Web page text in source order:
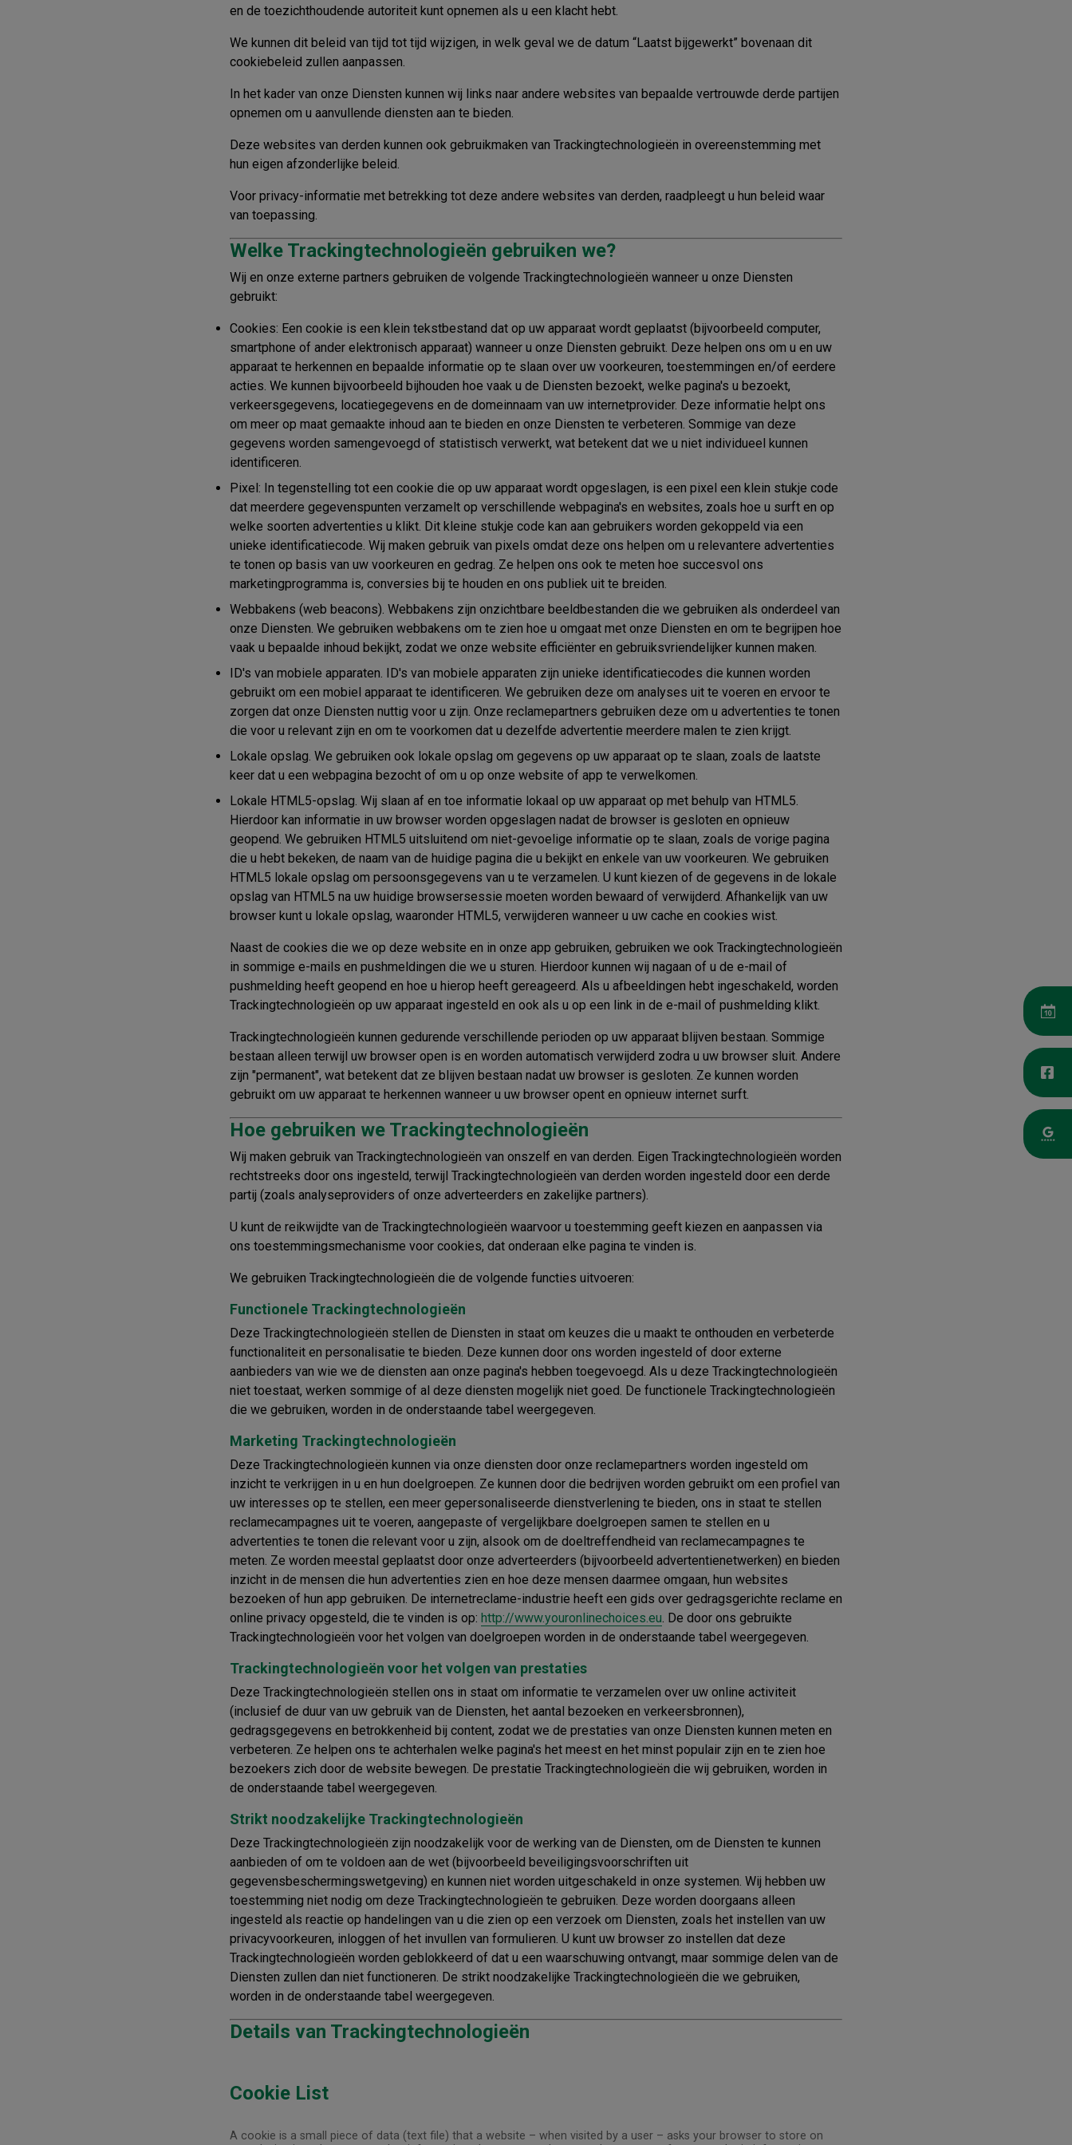
en de toezichthoudende autoriteit kunt opnemen als u een klacht hebt.
We kunnen dit beleid van tijd tot tijd wijzigen, in welk geval we de datum “Laatst bijgewerkt” bovenaan dit
cookiebeleid zullen aanpassen.
In het kader van onze Diensten kunnen wij links naar andere websites van bepaalde vertrouwde derde partijen
opnemen om u aanvullende diensten aan te bieden.
Deze websites van derden kunnen ook gebruikmaken van Trackingtechnologieën in overeenstemming met
hun eigen afzonderlijke beleid.
Voor privacy-informatie met betrekking tot deze andere websites van derden, raadpleegt u hun beleid waar
van toepassing.
Welke Trackingtechnologieën gebruiken we?
Wij en onze externe partners gebruiken de volgende Trackingtechnologieën wanneer u onze Diensten
gebruikt:
Cookies: Een cookie is een klein tekstbestand dat op uw apparaat wordt geplaatst (bijvoorbeeld computer,
smartphone of ander elektronisch apparaat) wanneer u onze Diensten gebruikt. Deze helpen ons om u en uw
apparaat te herkennen en bepaalde informatie op te slaan over uw voorkeuren, toestemmingen en/of eerdere
acties. We kunnen bijvoorbeeld bijhouden hoe vaak u de Diensten bezoekt, welke pagina's u bezoekt,
verkeersgegevens, locatiegegevens en de domeinnaam van uw internetprovider. Deze informatie helpt ons
om meer op maat gemaakte inhoud aan te bieden en onze Diensten te verbeteren. Sommige van deze
gegevens worden samengevoegd of statistisch verwerkt, wat betekent dat we u niet individueel kunnen
identificeren.
Pixel: In tegenstelling tot een cookie die op uw apparaat wordt opgeslagen, is een pixel een klein stukje code
dat meerdere gegevenspunten verzamelt op verschillende webpagina's en websites, zoals hoe u surft en op
welke soorten advertenties u klikt. Dit kleine stukje code kan aan gebruikers worden gekoppeld via een
unieke identificatiecode. Wij maken gebruik van pixels omdat deze ons helpen om u relevantere advertenties
te tonen op basis van uw voorkeuren en gedrag. Ze helpen ons ook te meten hoe succesvol ons
marketingprogramma is, conversies bij te houden en ons publiek uit te breiden.
Webbakens (web beacons). Webbakens zijn onzichtbare beeldbestanden die we gebruiken als onderdeel van
onze Diensten. We gebruiken webbakens om te zien hoe u omgaat met onze Diensten en om te begrijpen hoe
vaak u bepaalde inhoud bekijkt, zodat we onze website efficiënter en gebruiksvriendelijker kunnen maken.
ID's van mobiele apparaten. ID's van mobiele apparaten zijn unieke identificatiecodes die kunnen worden
gebruikt om een mobiel apparaat te identificeren. We gebruiken deze om analyses uit te voeren en ervoor te
zorgen dat onze Diensten nuttig voor u zijn. Onze reclamepartners gebruiken deze om u advertenties te tonen
die voor u relevant zijn en om te voorkomen dat u dezelfde advertentie meerdere malen te zien krijgt.
Lokale opslag. We gebruiken ook lokale opslag om gegevens op uw apparaat op te slaan, zoals de laatste
keer dat u een webpagina bezocht of om u op onze website of app te verwelkomen.
Lokale HTML5-opslag. Wij slaan af en toe informatie lokaal op uw apparaat op met behulp van HTML5.
Hierdoor kan informatie in uw browser worden opgeslagen nadat de browser is gesloten en opnieuw
geopend. We gebruiken HTML5 uitsluitend om niet-gevoelige informatie op te slaan, zoals de vorige pagina
die u hebt bekeken, de naam van de huidige pagina die u bekijkt en enkele van uw voorkeuren. We gebruiken
HTML5 lokale opslag om persoonsgegevens van u te verzamelen. U kunt kiezen of de gegevens in de lokale
opslag van HTML5 na uw huidige browsersessie moeten worden bewaard of verwijderd. Afhankelijk van uw
browser kunt u lokale opslag, waaronder HTML5, verwijderen wanneer u uw cache en cookies wist.
Naast de cookies die we op deze website en in onze app gebruiken, gebruiken we ook Trackingtechnologieën
in sommige e-mails en pushmeldingen die we u sturen. Hierdoor kunnen wij nagaan of u de e-mail of
pushmelding heeft geopend en hoe u hierop heeft gereageerd. Als u afbeeldingen hebt ingeschakeld, worden
Trackingtechnologieën op uw apparaat ingesteld en ook als u op een link in de e-mail of pushmelding klikt.
Trackingtechnologieën kunnen gedurende verschillende perioden op uw apparaat blijven bestaan. Sommige
bestaan alleen terwijl uw browser open is en worden automatisch verwijderd zodra u uw browser sluit. Andere
zijn "permanent", wat betekent dat ze blijven bestaan nadat uw browser is gesloten. Ze kunnen worden
gebruikt om uw apparaat te herkennen wanneer u uw browser opent en opnieuw internet surft.
Hoe gebruiken we Trackingtechnologieën
Wij maken gebruik van Trackingtechnologieën van onszelf en van derden. Eigen Trackingtechnologieën worden
rechtstreeks door ons ingesteld, terwijl Trackingtechnologieën van derden worden ingesteld door een derde
partij (zoals analyseproviders of onze adverteerders en zakelijke partners).
U kunt de reikwijdte van de Trackingtechnologieën waarvoor u toestemming geeft kiezen en aanpassen via
ons toestemmingsmechanisme voor cookies, dat onderaan elke pagina te vinden is.
We gebruiken Trackingtechnologieën die de volgende functies uitvoeren:
Functionele Trackingtechnologieën
Deze Trackingtechnologieën stellen de Diensten in staat om keuzes die u maakt te onthouden en verbeterde
functionaliteit en personalisatie te bieden. Deze kunnen door ons worden ingesteld of door externe
aanbieders van wie we de diensten aan onze pagina's hebben toegevoegd. Als u deze Trackingtechnologieën
niet toestaat, werken sommige of al deze diensten mogelijk niet goed. De functionele Trackingtechnologieën
die we gebruiken, worden in de onderstaande tabel weergegeven.
Marketing Trackingtechnologieën
Deze Trackingtechnologieën kunnen via onze diensten door onze reclamepartners worden ingesteld om
inzicht te verkrijgen in u en hun doelgroepen. Ze kunnen door die bedrijven worden gebruikt om een profiel van
uw interesses op te stellen, een meer gepersonaliseerde dienstverlening te bieden, ons in staat te stellen
reclamecampagnes uit te voeren, aangepaste of vergelijkbare doelgroepen samen te stellen en u
advertenties te tonen die relevant voor u zijn, alsook om de doeltreffendheid van reclamecampagnes te
meten. Ze worden meestal geplaatst door onze adverteerders (bijvoorbeeld advertentienetwerken) en bieden
inzicht in de mensen die hun advertenties zien en hoe deze mensen daarmee omgaan, hun websites
bezoeken of hun app gebruiken. De internetreclame-industrie heeft een gids over gedragsgerichte reclame en
online privacy opgesteld, die te vinden is op: http://www.youronlinechoices.eu. De door ons gebruikte
Trackingtechnologieën voor het volgen van doelgroepen worden in de onderstaande tabel weergegeven.
Trackingtechnologieën voor het volgen van prestaties
Deze Trackingtechnologieën stellen ons in staat om informatie te verzamelen over uw online activiteit
(inclusief de duur van uw gebruik van de Diensten, het aantal bezoeken en verkeersbronnen),
gedragsgegevens en betrokkenheid bij content, zodat we de prestaties van onze Diensten kunnen meten en
verbeteren. Ze helpen ons te achterhalen welke pagina's het meest en het minst populair zijn en te zien hoe
bezoekers zich door de website bewegen. De prestatie Trackingtechnologieën die wij gebruiken, worden in
de onderstaande tabel weergegeven.
Strikt noodzakelijke Trackingtechnologieën
Deze Trackingtechnologieën zijn noodzakelijk voor de werking van de Diensten, om de Diensten te kunnen
aanbieden of om te voldoen aan de wet (bijvoorbeeld beveiligingsvoorschriften uit
gegevensbeschermingswetgeving) en kunnen niet worden uitgeschakeld in onze systemen. Wij hebben uw
toestemming niet nodig om deze Trackingtechnologieën te gebruiken. Deze worden doorgaans alleen
ingesteld als reactie op handelingen van u die zien op een verzoek om Diensten, zoals het instellen van uw
privacyvoorkeuren, inloggen of het invullen van formulieren. U kunt uw browser zo instellen dat deze
Trackingtechnologieën worden geblokkeerd of dat u een waarschuwing ontvangt, maar sommige delen van de
Diensten zullen dan niet functioneren. De strikt noodzakelijke Trackingtechnologieën die we gebruiken,
worden in de onderstaande tabel weergegeven.
Details van Trackingtechnologieën
Cookie List
A cookie is a small piece of data (text file) that a website – when visited by a user – asks your browser to store on